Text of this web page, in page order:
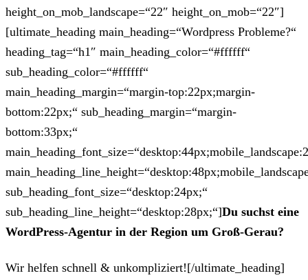
height_on_mob_landscape=“22″ height_on_mob=“22″]
[ultimate_heading main_heading=“Wordpress Probleme?“
heading_tag=“h1″ main_heading_color=“#ffffff“
sub_heading_color=“#ffffff“
main_heading_margin=“margin-top:22px;margin-
bottom:22px;“ sub_heading_margin=“margin-
bottom:33px;“
sub_heading_font_size=“desktop:24px;“
sub_heading_line_height=“desktop:28px;“]Du suchst eine
WordPress-Agentur in der Region um Groß-Gerau?
Wir helfen schnell & unkompliziert![/ultimate_heading]